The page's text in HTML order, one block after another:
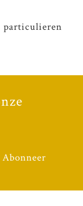
particulieren
Abonneer